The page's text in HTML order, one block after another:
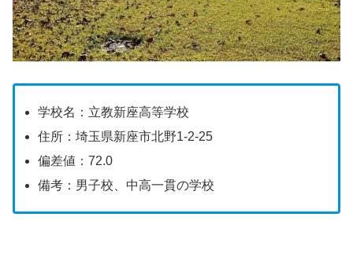
学校名：立教新座高等学校
住所：埼玉県新座市北野1-2-25
偏差値：72.0
備考：男子校、中高一貫の学校